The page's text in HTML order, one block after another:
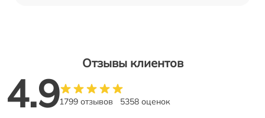
Отзывы клиентов
4.91799 отзывов 5358 оценок